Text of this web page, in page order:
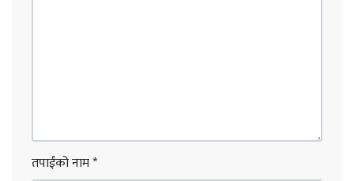
तपाईंको नाम*